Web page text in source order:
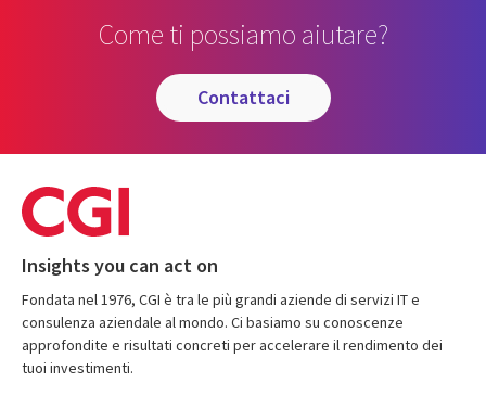
Come ti possiamo aiutare?
contattaci
Insights you can act on
Fondata nel 1976, CGI è tra le più grandi aziende di servizi IT e
consulenza aziendale al mondo. Ci basiamo su conoscenze
approfondite e risultati concreti per accelerare il rendimento dei
tuoi investimenti.